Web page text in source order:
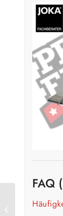
FAQ
Keim mycal ex